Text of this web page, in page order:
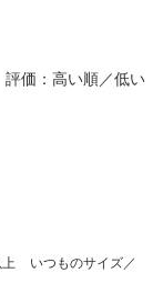
評価： 高い順／低い
いつものサイズ／